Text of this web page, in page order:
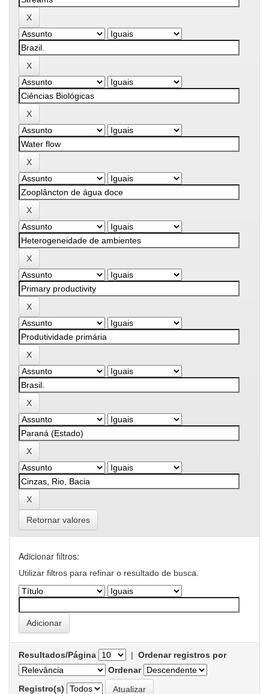
Retornar valores
Adicionar filtros:
Utilizar filtros para refinar o resultado de busca.
Resultados/Página | Ordenar registros por
Ordenar
Registro(s)